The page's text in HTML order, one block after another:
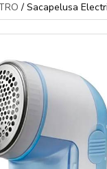
/ Sacapelusa